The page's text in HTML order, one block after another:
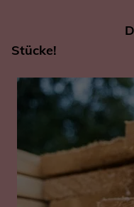
Der
Stücke!